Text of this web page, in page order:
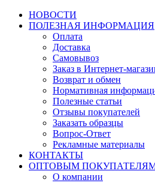
НОВОСТИ
ПОЛЕЗНАЯ ИНФОРМАЦИЯ
Оплата
Доставка
Самовывоз
Заказ в Интернет-
Возврат и обмен
Нормативная
Полезные статьи
Отзывы покупателей
Заказать образцы
Вопрос-Ответ
Рекламные материалы
КОНТАКТЫ
ОПТОВЫМ
О компании